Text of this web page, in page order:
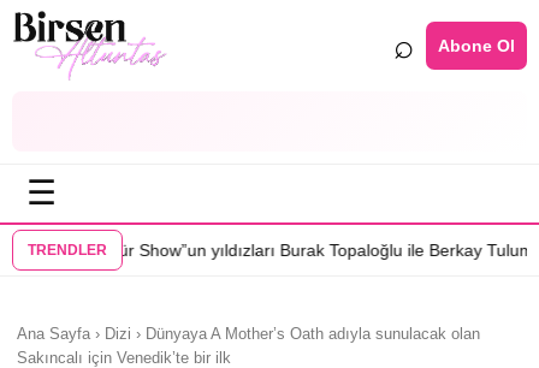
⌕ Abone Ol
☰
TRENDLER
yıldızları Burak Topaloğlu ile Berkay Tulumbacı “Ecünni” filminde
Ana Sayfa › Dizi › Dünyaya A Mother’s Oath adıyla sunulacak olan
Sakıncalı için Venedik’te bir ilk